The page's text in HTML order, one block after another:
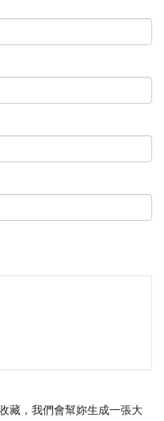
藏，我們會幫妳生成一張大